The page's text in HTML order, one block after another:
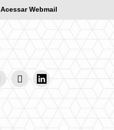
Acessar Webmail